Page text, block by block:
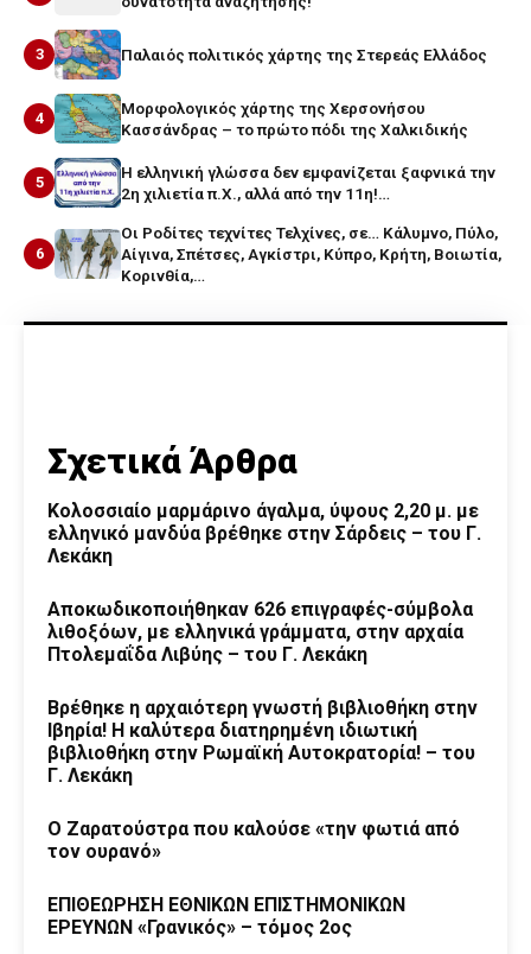
3 Παλαιός πολιτικός χάρτης της Στερεάς Ελλάδος
4
Μορφολογικός χάρτης της Χερσονήσου
Κασσάνδρας – το πρώτο πόδι της Χαλκιδικής
5
Η ελληνική γλώσσα δεν εμφανίζεται ξαφνικά την
2η χιλιετία π.Χ., αλλά από την 11η!…
6
Οι Ροδίτες τεχνίτες Τελχίνες, σε… Κάλυμνο, Πύλο,
Αίγινα, Σπέτσες, Αγκίστρι, Κύπρο, Κρήτη, Βοιωτία,
Κορινθία,…
Σχετικά Άρθρα
Κολοσσιαίο μαρμάρινο άγαλμα, ύψους 2,20 μ. με
ελληνικό μανδύα βρέθηκε στην Σάρδεις – του Γ.
Λεκάκη
Αποκωδικοποιήθηκαν 626 επιγραφές-σύμβολα
λιθοξόων, με ελληνικά γράμματα, στην αρχαία
Πτολεμαΐδα Λιβύης – του Γ. Λεκάκη
Βρέθηκε η αρχαιότερη γνωστή βιβλιοθήκη στην
Ιβηρία! Η καλύτερα διατηρημένη ιδιωτική
βιβλιοθήκη στην Ρωμαϊκή Αυτοκρατορία! – του
Γ. Λεκάκη
Ο Ζαρατούστρα που καλούσε «την φωτιά από
τον ουρανό»
ΕΠΙΘΕΩΡΗΣΗ ΕΘΝΙΚΩΝ ΕΠΙΣΤΗΜΟΝΙΚΩΝ
ΕΡΕΥΝΩΝ «Γρανικός» – τόμος 2ος